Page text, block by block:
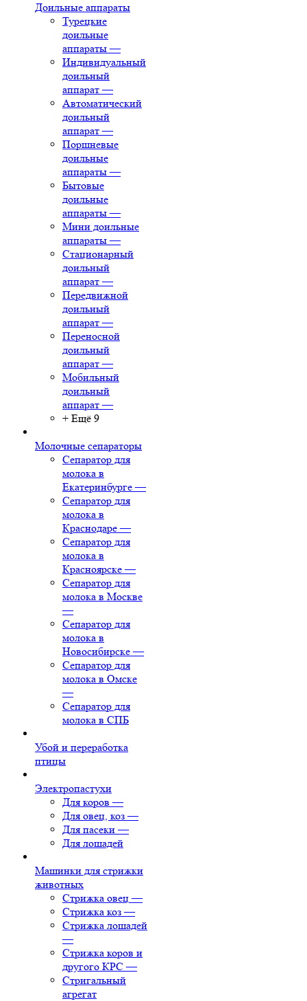
Доильные аппараты
Турецкие
доильные
аппараты —
Индивидуальный
доильный
аппарат —
Автоматический
доильный
аппарат —
Поршневые
доильные
аппараты —
Бытовые
доильные
аппараты —
Мини доильные
аппараты —
Стационарный
доильный
аппарат —
Передвижной
доильный
аппарат —
Переносной
доильный
аппарат —
Мобильный
доильный
аппарат —
+ Ещё 9
Молочные сепараторы
Сепаратор для
молока в
Екатеринбурге —
Сепаратор для
молока в
Краснодаре —
Сепаратор для
молока в
Красноярске —
Сепаратор для
молока в Москве
—
Сепаратор для
молока в
Новосибирске —
Сепаратор для
молока в Омске
—
Сепаратор для
молока в СПБ
Убой и переработка
птицы
Электропастухи
Для коров —
Для овец, коз —
Для пасеки —
Для лошадей
Машинки для стрижки
животных
Стрижка овец —
Стрижка коз —
Стрижка лошадей
—
Стрижка коров и
другого КРС —
Стригальный
агрегат